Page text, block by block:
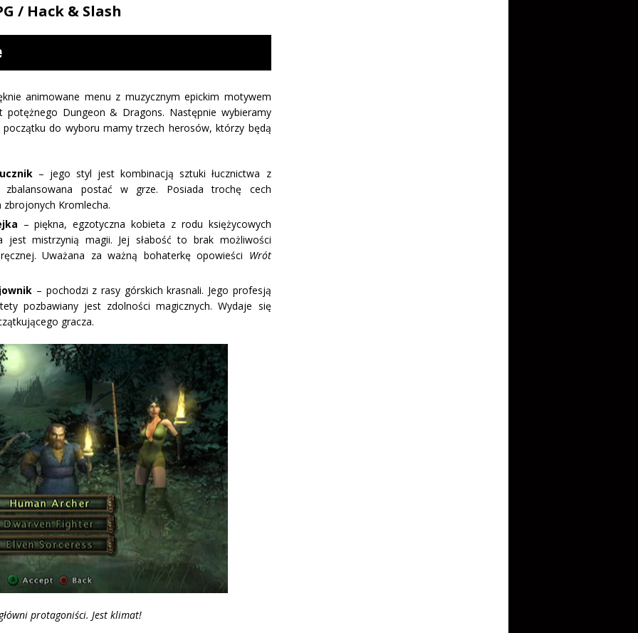
/ Hack & Slash
animowane menu z muzycznym epickim motywem
Dungeon & Dragons. Następnie wybieramy
do wyboru mamy trzech herosów, którzy będą
– jego styl jest kombinacją sztuki łucznictwa z
zbalansowana postać w grze. Posiada trochę cech
zbrojonych Kromlecha.
– piękna, egzotyczna kobieta z rodu księżycowych
jest mistrzynią magii. Jej słabość to brak możliwości
Uważana za ważną bohaterkę opowieści Wrót
– pochodzi z rasy górskich krasnali. Jego profesją
pozbawiany jest zdolności magicznych. Wydaje się
gracza.
protagoniści. Jest klimat!